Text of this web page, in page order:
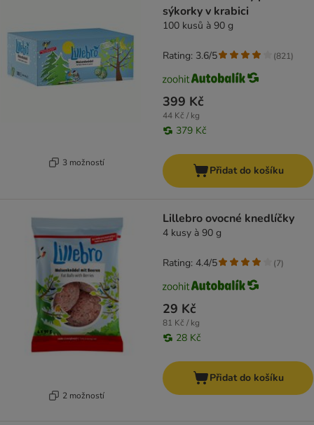
3 možností
sýkorky v krabici
100 kusů à 90 g
399 Kč
44 Kč / kg
379 Kč
Rating: 3.6/5 (821)
Přidat do košíku
2 možností
Lillebro ovocné knedlíčky
4 kusy à 90 g
29 Kč
81 Kč / kg
28 Kč
Rating: 4.4/5 (7)
Přidat do košíku